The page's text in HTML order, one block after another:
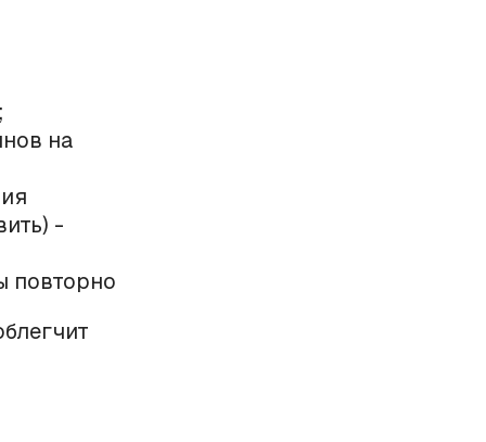
на
-
повторно